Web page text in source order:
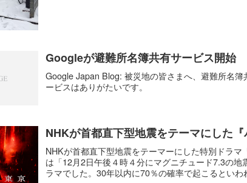
Googleが避難所名簿共有サービス開始
Google Japan Blog: 被災地の皆さまへ、避難所名
ービスはありがたいです。
NHKが首都直下型地震をテーマにした
NHKが首都直下型地震をテーマーにした特別ドラ
は「12月2日午後４時４分にマグニチュード7.3の
ラマでした。30年以内に70％の確率で起こるといわ